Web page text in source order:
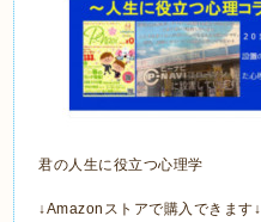
君の人生に役立つ心理学
↓Amazonストアで購入できます↓